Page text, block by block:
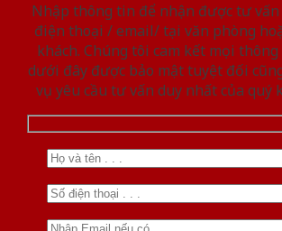
Nhập thông tin để nhận được tư
điện thoại / email/ tại văn phòng
khách. Chúng tôi cam kết mọi
dưới đây được bảo mật tuyệt đối
vụ yêu cầu tư vấn duy nhất của quý